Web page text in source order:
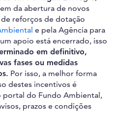
da abertura de novos
de reforços de dotação
e pela Agência para
apoio está encerrado, isso
em definitivo,
fases ou medidas
Por isso, a melhor forma
destes incentivos é
do Fundo Ambiental,
prazos e condições